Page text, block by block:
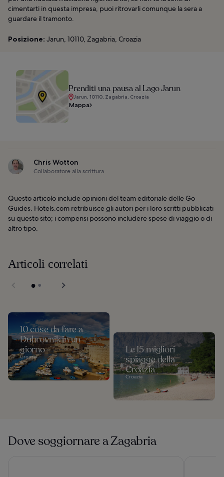
cimentarti in questa impresa, puoi ritrovarli comunque la sera a
guardare il tramonto.
Posizione: Jarun, 10110, Zagabria, Croazia
Prenditi una pausa al Lago Jarun
Jarun, 10110, Zagabria, Croazia
Mappa
Chris Wotton
Collaboratore alla scrittura
Questo articolo include opinioni del team editoriale delle Go
Guides. Hotels.com retribuisce gli autori per i loro scritti pubblicati
su questo sito; i compensi possono includere spese di viaggio o di
altro tipo.
Articoli correlati
10 cose da fare a
Dubrovnik in un
giorno
Croazia
Le 15 migliori
spiagge della
Croazia
Croazia
Dove soggiornare a Zagabria